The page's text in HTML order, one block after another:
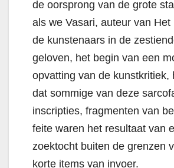
de oorsprong van de grote
als we Vasari, auteur van Het
de kunstenaars in de
geloven, het begin van een
opvatting van de kunstkritiek,
dat sommige van deze
inscripties, fragmenten van
feite waren het resultaat van
zoektocht buiten de grenzen
korte items van invoer.